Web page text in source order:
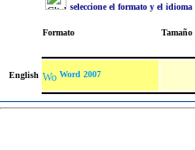
seleccione el formato y el idioma
Formato Tamaño
English Word 2007